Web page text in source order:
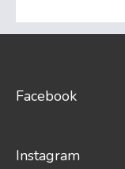
Z
Facebook
Instagram